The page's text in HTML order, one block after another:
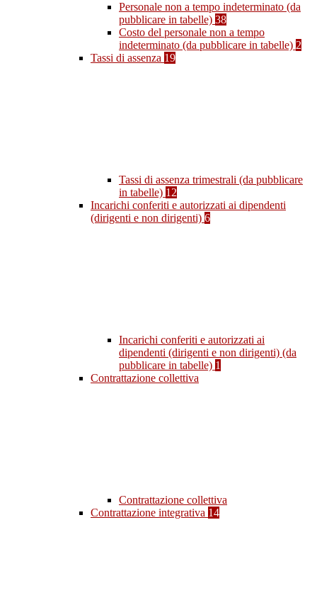
Personale non a tempo indeterminato (da
pubblicare in tabelle) 38
Costo del personale non a tempo
indeterminato (da pubblicare in tabelle) 2
Tassi di assenza 19
Tassi di assenza trimestrali (da pubblicare
in tabelle) 12
Incarichi conferiti e autorizzati ai dipendenti
(dirigenti e non dirigenti) 6
Incarichi conferiti e autorizzati ai
dipendenti (dirigenti e non dirigenti) (da
pubblicare in tabelle) 1
Contrattazione collettiva
Contrattazione collettiva
Contrattazione integrativa 14